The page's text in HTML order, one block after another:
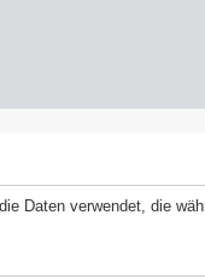
Daten verwendet, die